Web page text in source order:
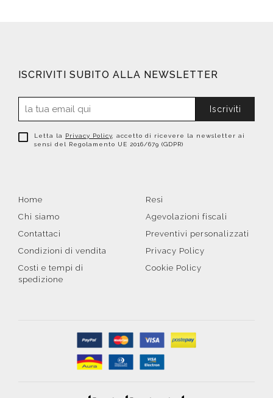
ISCRIVITI SUBITO ALLA NEWSLETTER
Iscriviti
Letta la Privacy Policy , accetto di ricevere la newsletter ai
sensi del Regolamento UE 2016/679 (GDPR)
Home
Chi siamo
Contattaci
Condizioni di vendita
Costi e tempi di
spedizione
Resi
Agevolazioni fiscali
Preventivi personalizzati
Privacy Policy
Cookie Policy